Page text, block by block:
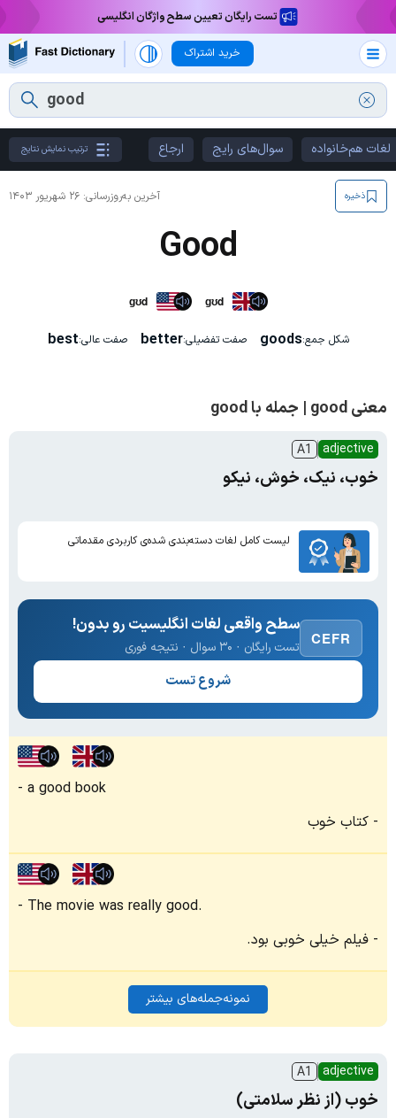
تست رایگان تعیین سطح واژگان انگلیسی
خرید اشتراک
لغات هم‌خانواده سوال‌های رایج ارجاع ترتیب نمایش نتایج
آخرین به‌روزرسانی: ۲۶ شهریور ۱۴۰۳ ذخیره
Good
ɡʊd ɡʊd
شکل جمع:goods صفت تفضیلی:better صفت عالی:best
معنی good | جمله با good
adjective
A1
خوب، نیک، خوش، نیکو
لیست کامل لغات دسته‌بندی شده‌ی کاربردی مقدماتی
CEFR
سطح واقعی لغات انگلیسیت رو بدون!
تست رایگان · ۳۰ سوال · نتیجه فوری
شروع تست
a good book
کتاب خوب
The movie was really good.
فیلم خیلی خوبی بود.
نمونه‌جمله‌های بیشتر
adjective
A1
خوب (از نظر سلامتی)